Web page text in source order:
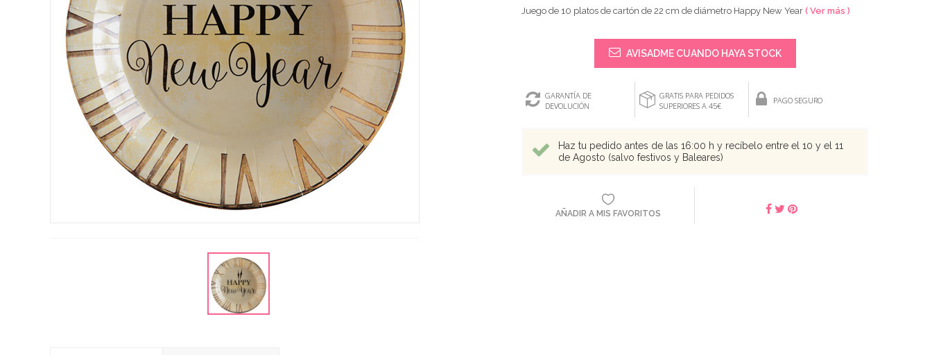
Juego de 10 platos de cartón de 22 cm de diámetro Happy New Year ( Ver más )
AVISADME CUANDO HAYA STOCK
GARANTÍA DE
DEVOLUCIÓN
GRATIS PARA PEDIDOS
SUPERIORES A 45€
PAGO SEGURO
Haz tu pedido antes de las 16:00 h y recíbelo entre el 10 y el 11
de Agosto (salvo festivos y Baleares)
AÑADIR A MIS FAVORITOS